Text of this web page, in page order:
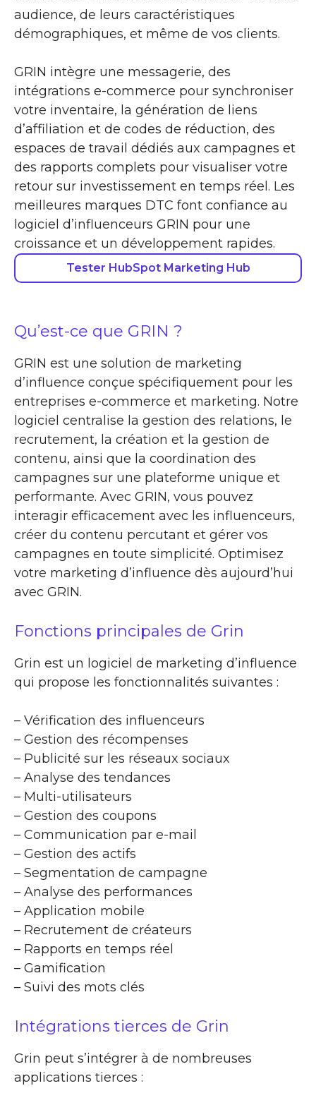
audience, de leurs caractéristiques
démographiques, et même de vos clients.
GRIN intègre une messagerie, des
intégrations e-commerce pour synchroniser
votre inventaire, la génération de liens
d’affiliation et de codes de réduction, des
espaces de travail dédiés aux campagnes et
des rapports complets pour visualiser votre
retour sur investissement en temps réel. Les
meilleures marques DTC font confiance au
logiciel d’influenceurs GRIN pour une
croissance et un développement rapides.
Tester HubSpot Marketing Hub
Qu’est-ce que GRIN ?
GRIN est une solution de marketing
d’influence conçue spécifiquement pour les
entreprises e-commerce et marketing. Notre
logiciel centralise la gestion des relations, le
recrutement, la création et la gestion de
contenu, ainsi que la coordination des
campagnes sur une plateforme unique et
performante. Avec GRIN, vous pouvez
interagir efficacement avec les influenceurs,
créer du contenu percutant et gérer vos
campagnes en toute simplicité. Optimisez
votre marketing d’influence dès aujourd’hui
avec GRIN.
Fonctions principales de Grin
Grin est un logiciel de marketing d’influence
qui propose les fonctionnalités suivantes :
– Vérification des influenceurs
– Gestion des récompenses
– Publicité sur les réseaux sociaux
– Analyse des tendances
– Multi-utilisateurs
– Gestion des coupons
– Communication par e-mail
– Gestion des actifs
– Segmentation de campagne
– Analyse des performances
– Application mobile
– Recrutement de créateurs
– Rapports en temps réel
– Gamification
– Suivi des mots clés
Intégrations tierces de Grin
Grin peut s’intégrer à de nombreuses
applications tierces :